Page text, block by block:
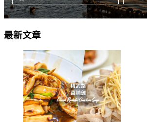
最新文章